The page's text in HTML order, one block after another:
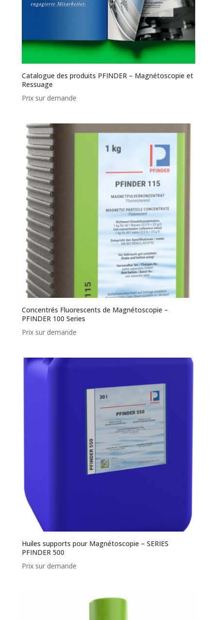
Catalogue des produits PFINDER – Magnétoscopie et
Ressuage
Prix sur demande
Concentrés Fluorescents de Magnétoscopie –
PFINDER 100 Series
Prix sur demande
Huiles supports pour Magnétoscopie – SERIES
PFINDER 500
Prix sur demande